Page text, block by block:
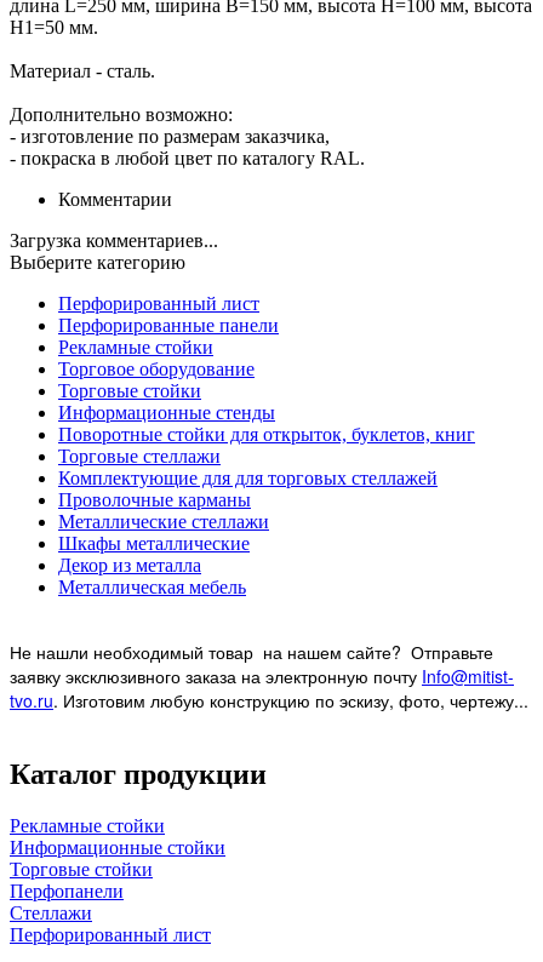
длина L=250 мм, ширина В=150 мм, высота Н=100 мм, высота
Н1=50 мм.
Материал - сталь.
Дополнительно возможно:
- изготовление по размерам заказчика,
- покраска в любой цвет по каталогу RAL.
Комментарии
Загрузка комментариев...
Выберите категорию
Перфорированный лист
Перфорированные панели
Рекламные стойки
Торговое оборудование
Торговые стойки
Информационные стенды
Поворотные стойки для открыток, буклетов, книг
Торговые стеллажи
Комплектующие для для торговых стеллажей
Проволочные карманы
Металлические стеллажи
Шкафы металлические
Декор из металла
Металлическая мебель
Не нашли необходимый товар на нашем сайте? Отправьте
заявку эксклюзивного заказа на электронную почту Info@mitist-
tvo.ru. Изготовим любую конструкцию по эскизу, фото, чертежу...
Каталог продукции
Рекламные стойки
Информационные стойки
Торговые стойки
Перфопанели
Стеллажи
Перфорированный лист